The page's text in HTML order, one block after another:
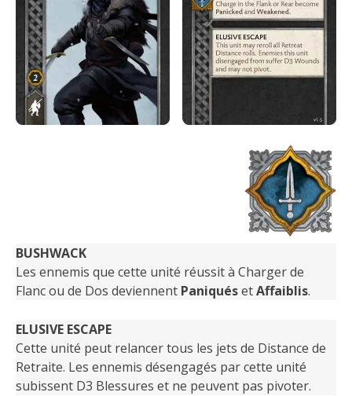
BUSHWACK
Les ennemis que cette unité réussit à Charger de
Flanc ou de Dos deviennent PaniquésetAffaiblis.
ELUSIVE ESCAPE
Cette unité peut relancer tous les jets de Distance de
Retraite. Les ennemis désengagés par cette unité
subissent D3 Blessures et ne peuvent pas pivoter.